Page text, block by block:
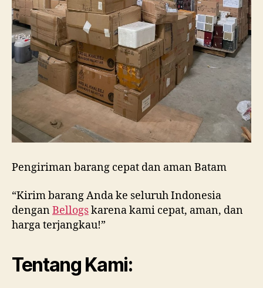
Pengiriman barang cepat dan aman Batam
“Kirim barang Anda ke seluruh Indonesia
denganBellogskarena kami cepat, aman, dan
harga terjangkau!”
Tentang Kami: